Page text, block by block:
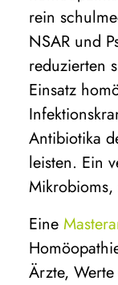
rein
NSAR und
reduzierten
Einsatz
Antibiotika
leisten. Ein
Mikrobioms,
Eine
Ärzte,